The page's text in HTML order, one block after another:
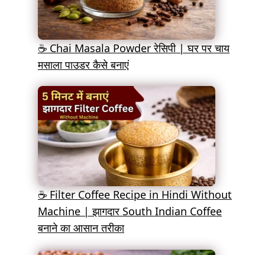
☕ Chai Masala Powder रेसिपी | घर पर चाय
मसाला पाउडर कैसे बनाएं
☕ Filter Coffee Recipe in Hindi Without
Machine | झागदार South Indian Coffee
बनाने का आसान तरीका